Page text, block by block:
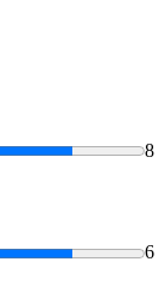
8
6